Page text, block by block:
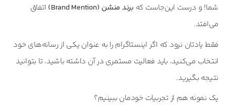
شما! و درست این‌جاست که برند منشن (Brand Mention)
اتفاق
می‌افتد.
فقط یادتان نرود که اگر اینستاگرام را به عنوان یکی از رسانه‌های خود
انتخاب می‌کنید، باید فعالیت مستمری در آن داشته باشید، تا بتوانید
نتیجه بگیرید.
یک نمونه هم از تجربیات خودمان ببینیم؟